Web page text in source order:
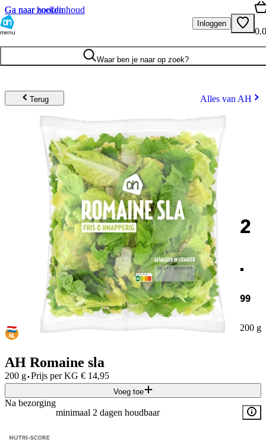
Ga naar hoofdinhoud
Ga naar zoeken
menu
Inloggen
Waar ben je naar op zoek?
Terug Alles van AH
2
.
99
200 g
AH Romaine sla
200 g·Prijs per KG € 14,95
Voeg toe
Na bezorging
minimaal 2 dagen houdbaar